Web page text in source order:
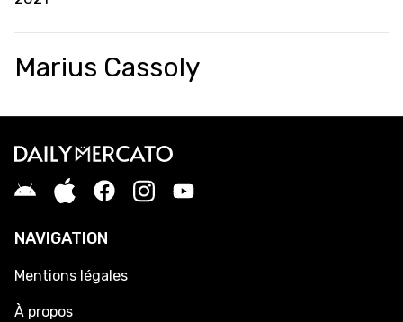
Marius Cassoly
NAVIGATION
Mentions légales
À propos